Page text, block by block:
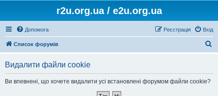
r2u.org.ua / e2u.org.ua
Допомога Вхід
Реєстрація
Список форумів
Видалити файли cookie
Ви впевнені, що хочете видалити усі встановлені форумом файли cookie?